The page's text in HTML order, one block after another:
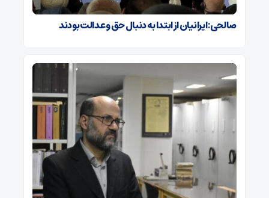
صالحی: ایرانیان از ابتدا به دنبال حق و عدالت بودند